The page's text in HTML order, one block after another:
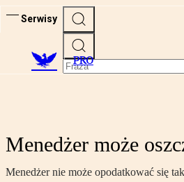
Serwisy
PRO
Menedżer może
Menedżer nie może opodatkować się